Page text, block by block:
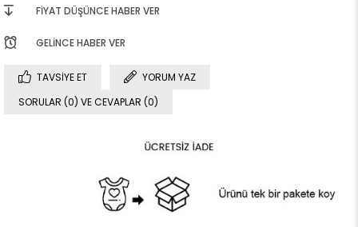
FIYAT DÜŞÜNCE HABER VER
GELINCE HABER VER
TAVSIYE ET
YORUM YAZ
SORULAR (0) VE CEVAPLAR (0)